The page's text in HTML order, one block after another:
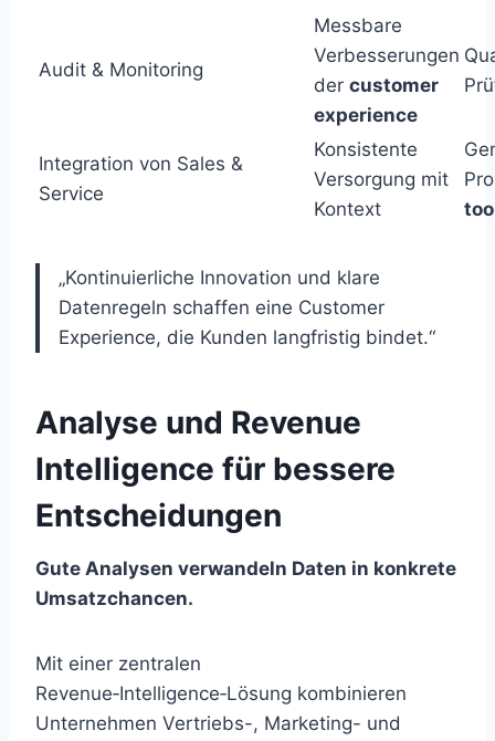
Audit & Monitoring
Messbare
Verbesserungen
der customer
experience
Integration von Sales &
Service
Konsistente
Versorgung mit
Kontext
„Kontinuierliche Innovation und klare
Datenregeln schaffen eine Customer
Experience, die Kunden langfristig bindet.“
Analyse und Revenue
Intelligence für bessere
Entscheidungen
Gute Analysen verwandeln Daten in konkrete
Umsatzchancen.
Mit einer zentralen
Revenue‑Intelligence‑Lösung kombinieren
Unternehmen Vertriebs-, Marketing- und